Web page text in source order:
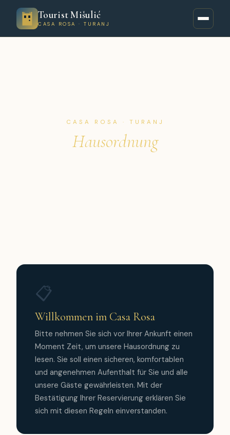
Tourist Mišulić
CASA ROSA · TURANJ
CASA ROSA · TURANJ
Hausordnung
📋
Willkommen im Casa Rosa
Bitte nehmen Sie sich vor Ihrer Ankunft einen
Moment Zeit, um unsere Hausordnung zu
lesen. Sie soll einen sicheren, komfortablen
und angenehmen Aufenthalt für Sie und alle
unsere Gäste gewährleisten. Mit der
Bestätigung Ihrer Reservierung erklären Sie
sich mit diesen Regeln einverstanden.